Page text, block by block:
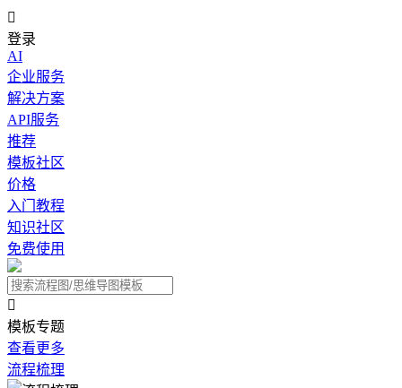

登录
AI
企业服务
解决方案
API服务
推荐
模板社区
价格
入门教程
知识社区
免费使用

模板专题
查看更多
流程梳理